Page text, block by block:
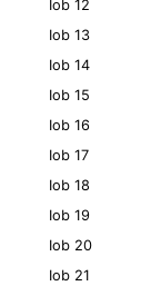
Iob 12
Iob 13
Iob 14
Iob 15
Iob 16
Iob 17
Iob 18
Iob 19
Iob 20
Iob 21